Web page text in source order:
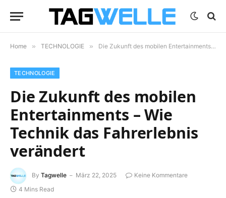
Home » TECHNOLOGIE » Die Zukunft des mobilen Entertainments – Wie Technik das Fahrerlebnis verändert
TECHNOLOGIE
Die Zukunft des mobilen
Entertainments – Wie
Technik das Fahrerlebnis
verändert
By Tagwelle März 22, 2025
Keine Kommentare
4 Mins Read